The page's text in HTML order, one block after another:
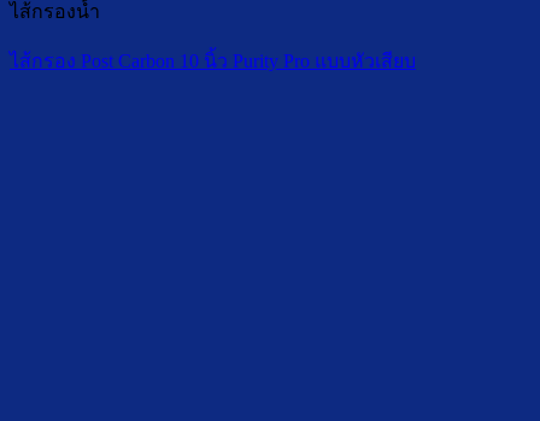
ไส้กรองน้ำ
ไส้กรอง Post Carbon 10 นิ้ว Purity Pro แบบหัวเสียบ